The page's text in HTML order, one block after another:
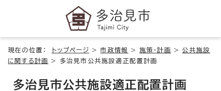
現在の位置： トップページ >市政情報 > 施策・計画 >公共施設
に関する計画
> 多治見市公共施設適正配置計画
多治見市公共施設適正配置計画